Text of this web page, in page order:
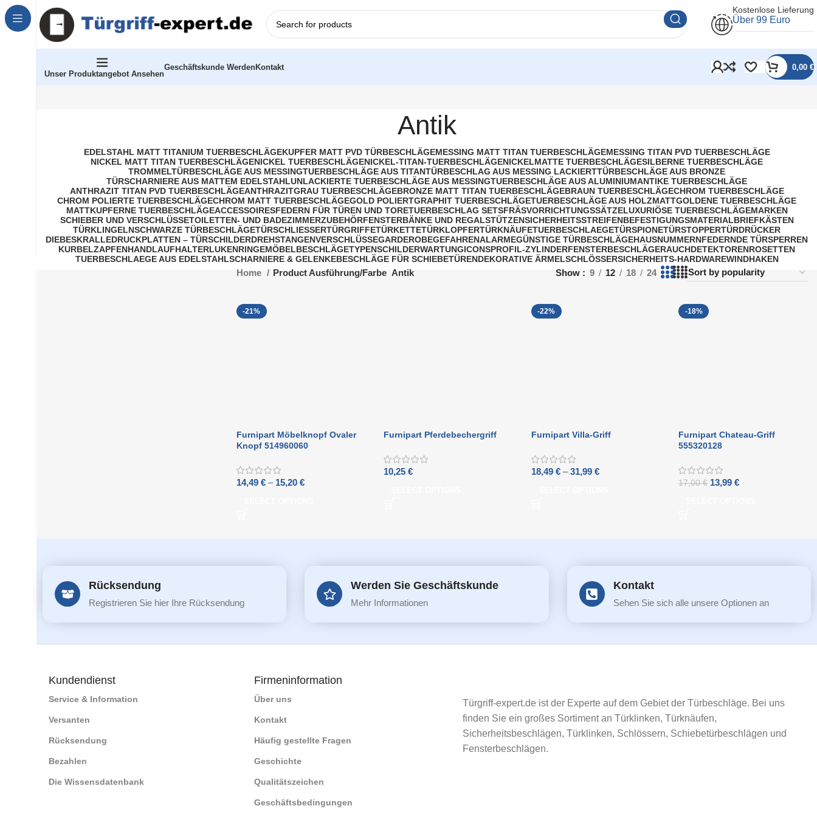
Kostenlose Lieferung
Über 99 Euro
Unser Produktangebot Ansehen
Geschäftskunde WerdenKontakt 0,00 €
Antik
EDELSTAHL MATT TITANIUM TUERBESCHLÄGEKUPFER MATT PVD TÜRBESCHLÄGEMESSING MATT TITAN TUERBESCHLÄGEMESSING TITAN PVD TUERBESCHLÄGE
NICKEL MATT TITAN TUERBESCHLÄGENICKEL TUERBESCHLÄGENICKEL-TITAN-TUERBESCHLÄGENICKELMATTE TUERBESCHLÄGESILBERNE TUERBESCHLÄGE
TROMMELTÜRBESCHLÄGE AUS MESSINGTUERBESCHLÄGE AUS TITANTÜRBESCHLAG AUS MESSING LACKIERTTÜRBESCHLÄGE AUS BRONZE
TÜRSCHARNIERE AUS MATTEM EDELSTAHLUNLACKIERTE TUERBESCHLÄGE AUS MESSINGTUERBESCHLÄGE AUS ALUMINIUMANTIKE TUERBESCHLÄGE
ANTHRAZIT TITAN PVD TUERBESCHLÄGEANTHRAZITGRAU TUERBESCHLÄGEBRONZE MATT TITAN TUERBESCHLÄGEBRAUN TUERBESCHLÄGECHROM TUERBESCHLÄGE
CHROM POLIERTE TUERBESCHLÄGECHROM MATT TUERBESCHLÄGEGOLD POLIERTGRAPHIT TUERBESCHLÄGETUERBESCHLÄGE AUS HOLZMATTGOLDENE TUERBESCHLÄGE
MATTKUPFERNE TUERBESCHLÄGEACCESSOIRESFEDERN FÜR TÜREN UND TORETUERBESCHLAG SETSFRÄSVORRICHTUNGSSÄTZELUXURIÖSE TUERBESCHLÄGEMARKEN
SCHIEBER UND VERSCHLÜSSETOILETTEN- UND BADEZIMMERZUBEHÖRFENSTERBÄNKE UND REGALSTÜTZENSICHERHEITSSTREIFENBEFESTIGUNGSMATERIALBRIEFKÄSTEN
TÜRKLINGELNSCHWARZE TÜRBESCHLÄGETÜRSCHLIESSER TÜRGRIFFETÜRKETTETÜRKLOPFERTÜRKNÄUFETUERBESCHLAEGETÜRSPIONETÜRSTOPPERTÜRDRÜCKER
DIEBESKRALLEDRUCKPLATTEN – TÜRSCHILDERDREHSTANGENVERSCHLÜSSEGARDEROBEGEFAHRENALARMEGÜNSTIGE TÜRBESCHLÄGEHAUSNUMMERNFEDERNDE TÜRSPERREN
KURBELZAPFENHANDLAUFHALTERLUKENRINGEMÖBELBESCHLÄGETYPENSCHILDERWARTUNGICONSPROFIL-ZYLINDERFENSTERBESCHLÄGERAUCHDETEKTORENROSETTEN
TUERBESCHLAEGE AUS EDELSTAHLSCHARNIERE & GELENKEBESCHLÄGE FÜR SCHIEBETÜRENDEKORATIVE ÄRMELSCHLÖSSERSICHERHEITS-HARDWAREWINDHAKEN
Home Product Ausführung/Farbe Antik Show 9 12 18 24
-21%
Furnipart Möbelknopf Ovaler
Knopf 514960060
14,49 €– 15,20 €
Furnipart Pferdebechergriff
10,25€
-22%
Furnipart Villa-Griff
18,49 €–31,99 €
-18%
Furnipart Chateau-Griff
555320128
17,00€ 13,99€
Rücksendung
Registrieren Sie hier Ihre Rücksendung
Werden Sie Geschäftskunde
Mehr Informationen
Kontakt
Sehen Sie sich alle unsere Optionen an
Kundendienst
Service & Information
Versanten
Rücksendung
Bezahlen
Die Wissensdatenbank
Firmeninformation
Über uns
Kontakt
Häufig gestellte Fragen
Geschichte
Qualitätszeichen
Geschäftsbedingungen
Türgriff-expert.de ist der Experte auf dem Gebiet der Türbeschläge. Bei uns
finden Sie ein großes Sortiment an Türklinken, Türknäufen,
Sicherheitsbeschlägen, Türklinken, Schlössern, Schiebetürbeschlägen und
Fensterbeschlägen.